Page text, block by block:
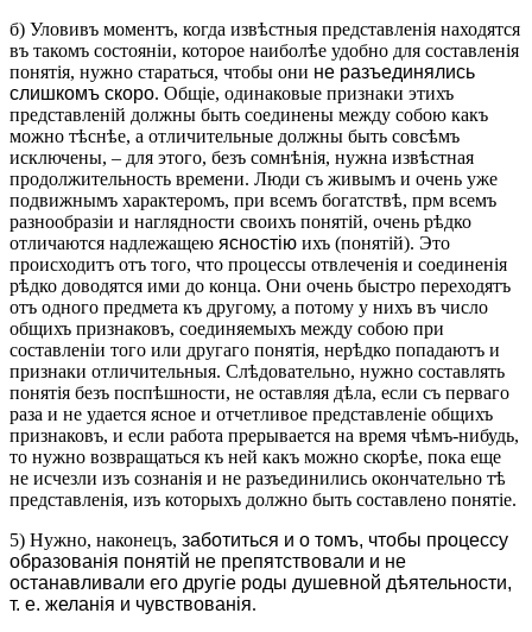
б) Уловивъ моментъ, когда извѣстныя представленія находятся
въ такомъ состояніи, которое наиболѣе удобно для составленія
понятія, нужно стараться, чтобы они не разъединялись
слишкомъ скоро. Общіе, одинаковые признаки этихъ
представленій должны быть соединены между собою какъ
можно тѣснѣе, а отличительные должны быть совсѣмъ
исключены, – для этого, безъ сомнѣнія, нужна извѣстная
продолжительность времени. Люди съ живымъ и очень уже
подвижнымъ характеромъ, при всемъ богатствѣ, прм всемъ
разнообразіи и наглядности своихъ понятій, очень рѣдко
отличаются надлежащею ясностію ихъ (понятій). Это
происходитъ отъ того, что процессы отвлеченія и соединенія
рѣдко доводятся ими до конца. Они очень быстро переходятъ
отъ одного предмета къ другому, а потому у нихъ въ число
общихъ признаковъ, соединяемыхъ между собою при
составленіи того или другаго понятія, нерѣдко попадаютъ и
признаки отличительныя. Слѣдовательно, нужно составлять
понятія безъ поспѣшности, не оставляя дѣла, если съ перваго
раза и не удается ясное и отчетливое представленіе общихъ
признаковъ, и если работа прерывается на время чѣмъ-нибудь,
то нужно возвращаться къ ней какъ можно скорѣе, пока еще
не исчезли изъ сознанія и не разъединились окончательно тѣ
представленія, изъ которыхъ должно быть составлено понятіе.
5) Нужно, наконецъ, заботиться и о томъ, чтобы процессу
образованія понятій не препятствовали и не
останавливали его другіе роды душевной дѣятельности,
т. е. желанія и чувствованія.